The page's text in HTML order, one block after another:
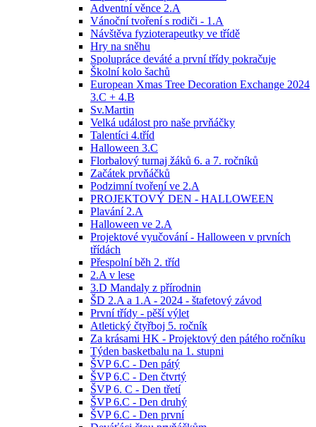
Adventní věnce 2.A
Vánoční tvoření s rodiči - 1.A
Návštěva fyzioterapeutky ve třídě
Hry na sněhu
Spolupráce deváté a první třídy pokračuje
Školní kolo šachů
European Xmas Tree Decoration Exchange 2024
3.C + 4.B
Sv.Martin
Velká událost pro naše prvňáčky
Talentíci 4.tříd
Halloween 3.C
Florbalový turnaj žáků 6. a 7. ročníků
Začátek prvňáčků
Podzimní tvoření ve 2.A
PROJEKTOVÝ DEN - HALLOWEEN
Plavání 2.A
Halloween ve 2.A
Projektové vyučování - Halloween v prvních
třídách
Přespolní běh 2. tříd
2.A v lese
3.D Mandaly z přírodnin
ŠD 2.A a 1.A - 2024 - štafetový závod
První třídy - pěší výlet
Atletický čtyřboj 5. ročník
Za krásami HK - Projektový den pátého ročníku
Týden basketbalu na 1. stupni
ŠVP 6.C - Den pátý
ŠVP 6.C - Den čtvrtý
ŠVP 6. C - Den třetí
ŠVP 6.C - Den druhý
ŠVP 6.C - Den první